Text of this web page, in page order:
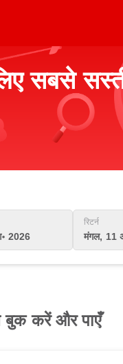
सबसे
2026
रिटर्न
मंगल, 11
बुक करें और पाएँ